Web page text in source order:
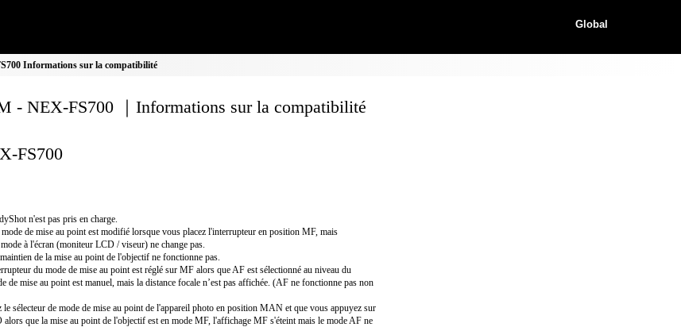
Global
Informations sur la compatibilité
- NEX-FS700 ｜Informations sur la compatibilité
FS700
n'est pas pris en charge.
de mise au point est modifié lorsque vous placez l'interrupteur en position MF, mais
à l'écran (moniteur LCD / viseur) ne change pas.
de la mise au point de l'objectif ne fonctionne pas.
du mode de mise au point est réglé sur MF alors que AF est sélectionné au niveau du
de mise au point est manuel, mais la distance focale n’est pas affichée. (AF ne fonctionne pas non
le sélecteur de mode de mise au point de l'appareil photo en position MAN et que vous appuyez sur
que la mise au point de l'objectif est en mode MF, l'affichage MF s'éteint mais le mode AF ne